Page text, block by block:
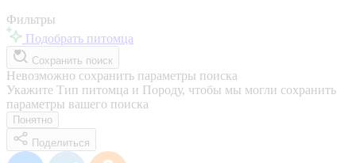
Фильтры
Подобрать питомца
Сохранить поиск
Невозможно сохранить параметры поиска
Укажите Тип питомца и Породу, чтобы мы могли сохранить
параметры вашего поиска
Понятно
Поделиться